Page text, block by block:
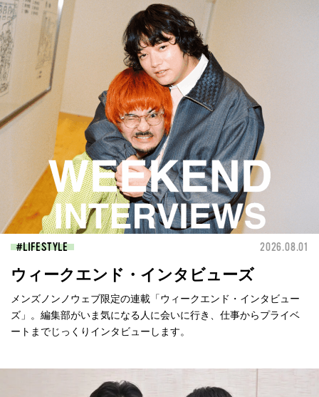
LIFESTYLE 2026.08.01
ウィークエンド・インタビューズ
メンズノンノウェブ限定の連載「ウィークエンド・インタビュー
ズ」。編集部がいま気になる人に会いに行き、仕事からプライベ
ートまでじっくりインタビューします。